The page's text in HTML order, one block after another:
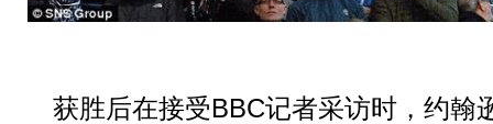
获胜后在接受BBC记者采访时，约翰